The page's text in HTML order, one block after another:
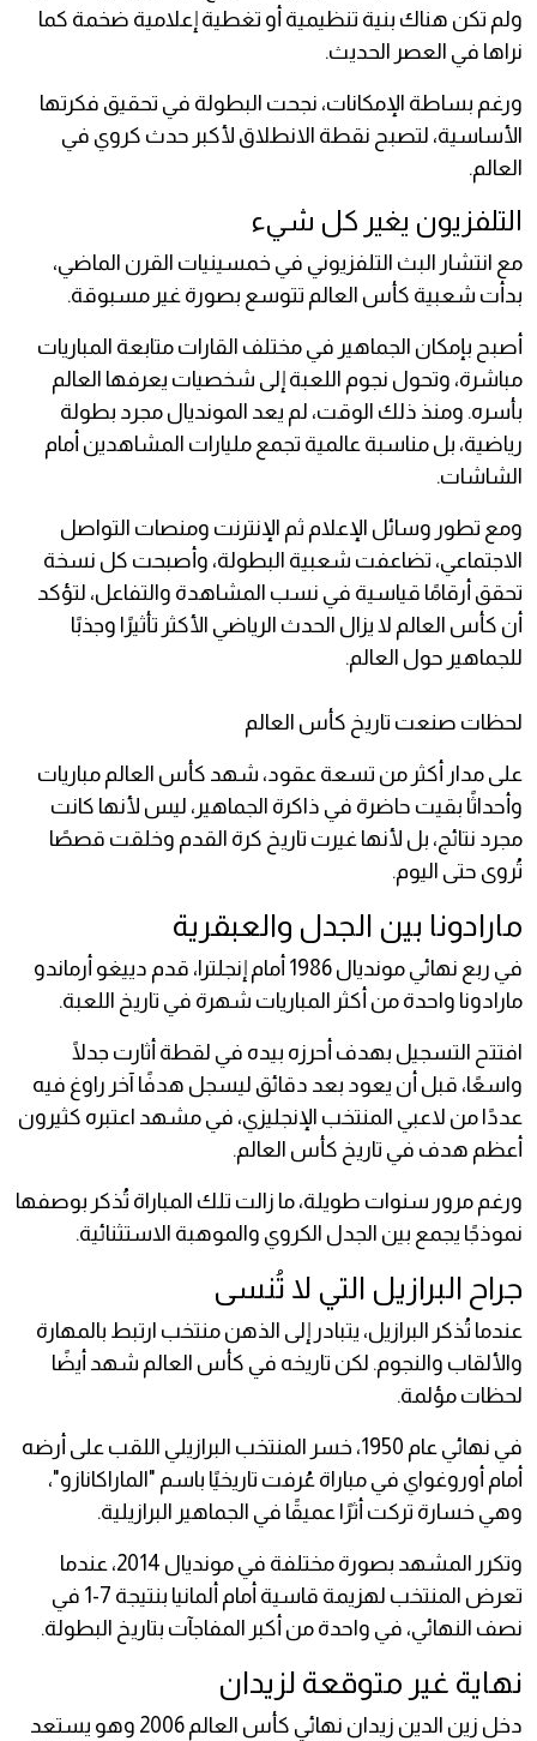
ولم تكن هناك بنية تنظيمية أو تغطية إعلامية ضخمة كما
نراها في العصر الحديث.
ورغم بساطة الإمكانات، نجحت البطولة في تحقيق فكرتها
الأساسية، لتصبح نقطة الانطلاق لأكبر حدث كروي في
العالم.
التلفزيون يغير كل شيء
مع انتشار البث التلفزيوني في خمسينيات القرن الماضي،
بدأت شعبية كأس العالم تتوسع بصورة غير مسبوقة.
أصبح بإمكان الجماهير في مختلف القارات متابعة المباريات
مباشرة، وتحول نجوم اللعبة إلى شخصيات يعرفها العالم
بأسره. ومنذ ذلك الوقت، لم يعد المونديال مجرد بطولة
رياضية، بل مناسبة عالمية تجمع مليارات المشاهدين أمام
الشاشات.
ومع تطور وسائل الإعلام ثم الإنترنت ومنصات التواصل
الاجتماعي، تضاعفت شعبية البطولة، وأصبحت كل نسخة
تحقق أرقامًا قياسية في نسب المشاهدة والتفاعل، لتؤكد
أن كأس العالم لا يزال الحدث الرياضي الأكثر تأثيرًا وجذبًا
للجماهير حول العالم.
لحظات صنعت تاريخ كأس العالم
على مدار أكثر من تسعة عقود، شهد كأس العالم مباريات
وأحداثًا بقيت حاضرة في ذاكرة الجماهير، ليس لأنها كانت
مجرد نتائج، بل لأنها غيرت تاريخ كرة القدم وخلقت قصصًا
تُروى حتى اليوم.
مارادونا بين الجدل والعبقرية
في ربع نهائي مونديال 1986 أمام إنجلترا، قدم دييغو أرماندو
مارادونا واحدة من أكثر المباريات شهرة في تاريخ اللعبة.
افتتح التسجيل بهدف أحرزه بيده في لقطة أثارت جدلًا
واسعًا، قبل أن يعود بعد دقائق ليسجل هدفًا آخر راوغ فيه
عددًا من لاعبي المنتخب الإنجليزي، في مشهد اعتبره كثيرون
أعظم هدف في تاريخ كأس العالم.
ورغم مرور سنوات طويلة، ما زالت تلك المباراة تُذكر بوصفها
نموذجًا يجمع بين الجدل الكروي والموهبة الاستثنائية.
جراح البرازيل التي لا تُنسى
عندما تُذكر البرازيل، يتبادر إلى الذهن منتخب ارتبط بالمهارة
والألقاب والنجوم. لكن تاريخه في كأس العالم شهد أيضًا
لحظات مؤلمة.
في نهائي عام 1950، خسر المنتخب البرازيلي اللقب على أرضه
أمام أوروغواي في مباراة عُرفت تاريخيًا باسم "الماراكانازو"،
وهي خسارة تركت أثرًا عميقًا في الجماهير البرازيلية.
وتكرر المشهد بصورة مختلفة في مونديال 2014، عندما
تعرض المنتخب لهزيمة قاسية أمام ألمانيا بنتيجة 7-1 في
نصف النهائي، في واحدة من أكبر المفاجآت بتاريخ البطولة.
نهاية غير متوقعة لزيدان
دخل زين الدين زيدان نهائي كأس العالم 2006 وهو يستعد